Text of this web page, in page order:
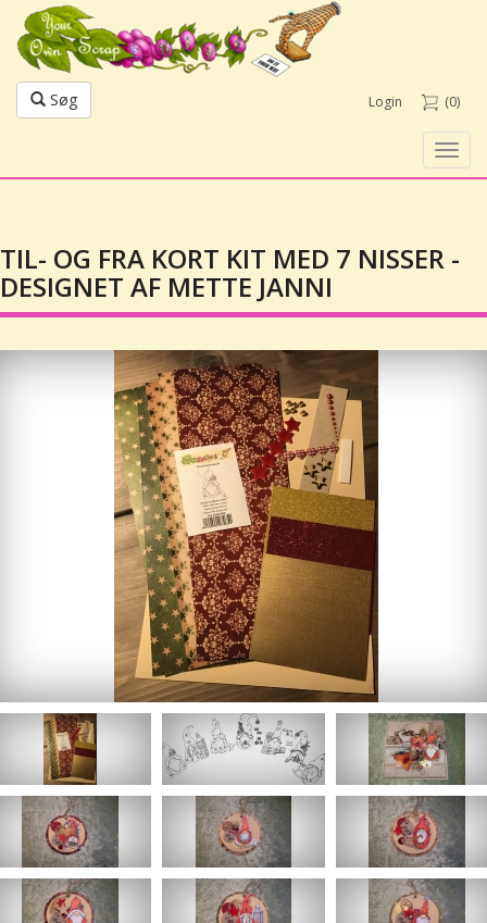
Søg Login (0)
TIL- OG FRA KORT KIT MED 7 NISSER -
DESIGNET AF METTE JANNI